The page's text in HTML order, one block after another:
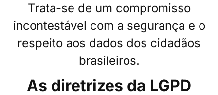
Trata-se de um compromisso
incontestável com a segurança e o
respeito aos dados dos cidadãos
brasileiros.
As diretrizes da LGPD